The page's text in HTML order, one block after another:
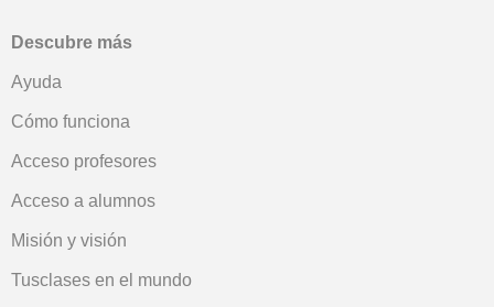
Descubre más
Ayuda
Cómo funciona
Acceso profesores
Acceso a alumnos
Misión y visión
Tusclases en el mundo